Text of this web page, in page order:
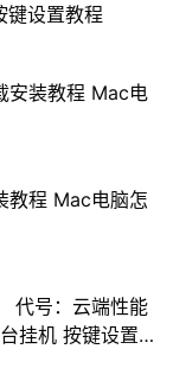
键设置教程
安装教程 Mac电
教程 Mac电脑怎
代号：云端性能
挂机 按键设置